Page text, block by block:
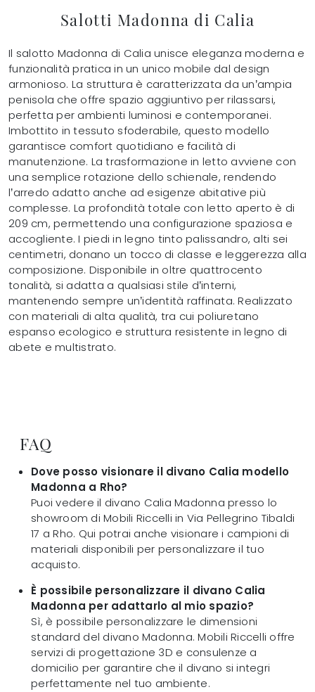
Salotti Madonna di Calia
Il salotto Madonna di Calia unisce eleganza moderna e
funzionalità pratica in un unico mobile dal design
armonioso. La struttura è caratterizzata da un’ampia
penisola che offre spazio aggiuntivo per rilassarsi,
perfetta per ambienti luminosi e contemporanei.
Imbottito in tessuto sfoderabile, questo modello
garantisce comfort quotidiano e facilità di
manutenzione. La trasformazione in letto avviene con
una semplice rotazione dello schienale, rendendo
l’arredo adatto anche ad esigenze abitative più
complesse. La profondità totale con letto aperto è di
209 cm, permettendo una configurazione spaziosa e
accogliente. I piedi in legno tinto palissandro, alti sei
centimetri, donano un tocco di classe e leggerezza alla
composizione. Disponibile in oltre quattrocento
tonalità, si adatta a qualsiasi stile d’interni,
mantenendo sempre un’identità raffinata. Realizzato
con materiali di alta qualità, tra cui poliuretano
espanso ecologico e struttura resistente in legno di
abete e multistrato.
FAQ
Dove posso visionare il divano Calia modello
Madonna a Rho?
Puoi vedere il divano Calia Madonna presso lo
showroom di Mobili Riccelli in Via Pellegrino Tibaldi
17 a Rho. Qui potrai anche visionare i campioni di
materiali disponibili per personalizzare il tuo
acquisto.
È possibile personalizzare il divano Calia
Madonna per adattarlo al mio spazio?
Sì, è possibile personalizzare le dimensioni
standard del divano Madonna. Mobili Riccelli offre
servizi di progettazione 3D e consulenze a
domicilio per garantire che il divano si integri
perfettamente nel tuo ambiente.